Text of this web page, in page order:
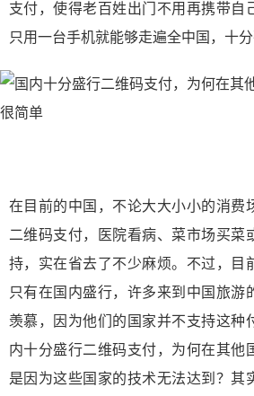
支付，使得老百姓出门不用再携带自
只用一台手机就能够走遍全中国，十分
在目前的中国，不论大大小小的消费
二维码支付，医院看病、菜市场买菜
持，实在省去了不少麻烦。不过，目
只有在国内盛行，许多来到中国旅游
羡慕，因为他们的国家并不支持这种
内十分盛行二维码支付，为何在其他
是因为这些国家的技术无法达到？其